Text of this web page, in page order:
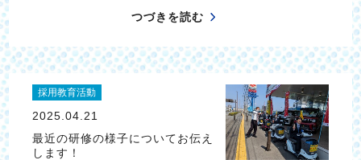
つづきを読む
採用教育活動
2025.04.21
最近の研修の様子についてお伝え
します！